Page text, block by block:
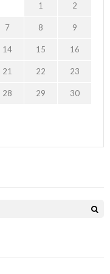
1 2
7 8 9
14 15 16
21 22 23
28 29 30